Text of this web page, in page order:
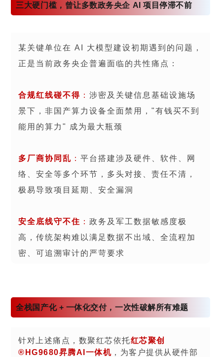
三大硬门槛，曾让多数政务央企 AI 项目停滞不前
某关键单位在 AI 大模型建设初期遇到的问题，
正是当前政务央企普遍面临的共性痛点：
合规红线碰不得 ：涉密及关键信息基础设施场
景下，非国产算力设备全面禁用，"有钱买不到
能用的算力" 成为最大瓶颈
多厂商协同乱 ：平台搭建涉及硬件、软件、网
络、安全等多个环节，多头对接、责任不清，
极易导致项目延期、安全漏洞
安全底线守不住 ：政务及军工数据敏感度极
高，传统架构难以满足数据不出域、全流程加
密、可追溯审计的严苛要求
全栈国产化 + 一体化交付，一次性破解所有难题
针对上述痛点，数聚红芯依托红芯聚创
®HG9680昇腾AI一体机 ，为客户提供从硬件部